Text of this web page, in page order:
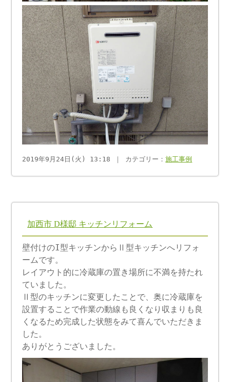
2019年9月24日(火) 13:18 ｜ カテゴリー：施工事例
加西市 D様邸 キッチンリフォーム
壁付けのI型キッチンからⅡ型キッチンへリフォ
ームです。
レイアウト的に冷蔵庫の置き場所に不満を持たれ
ていました。
Ⅱ型のキッチンに変更したことで、奥に冷蔵庫を
設置することで作業の動線も良くなり収まりも良
くなるため完成した状態をみて喜んでいただきま
した。
ありがとうございました。